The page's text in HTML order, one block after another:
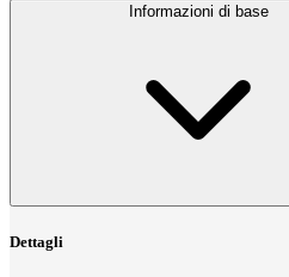
Informazioni di base
Dettagli